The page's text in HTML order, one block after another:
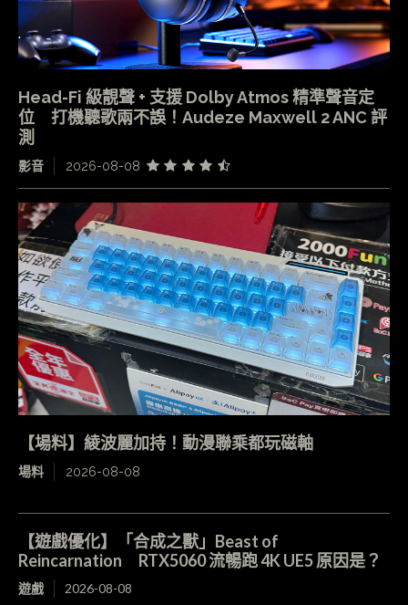
Head-Fi 級靚聲 + 支援 Dolby Atmos 精準聲音定
位 打機聽歌兩不誤！Audeze Maxwell 2 ANC 評
測
影音 2026-08-08
【場料】綾波麗加持！動漫聯乘都玩磁軸
場料 2026-08-08
【遊戲優化】「合成之獸」Beast of
Reincarnation RTX5060 流暢跑 4K UE5 原因是？
遊戲 2026-08-08